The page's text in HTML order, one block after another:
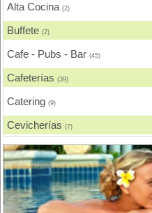
Alta Cocina(2)
Buffete(2)
Cafe - Pubs - Bar(45)
Cafeterías(39)
Catering(9)
Cevicherías(7)
Chicharronerías(8)
Chifas, Comida China(2)
Churrasquerías (28)